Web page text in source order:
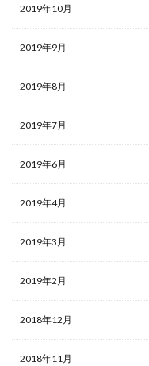
2019年10月
2019年9月
2019年8月
2019年7月
2019年6月
2019年4月
2019年3月
2019年2月
2018年12月
2018年11月